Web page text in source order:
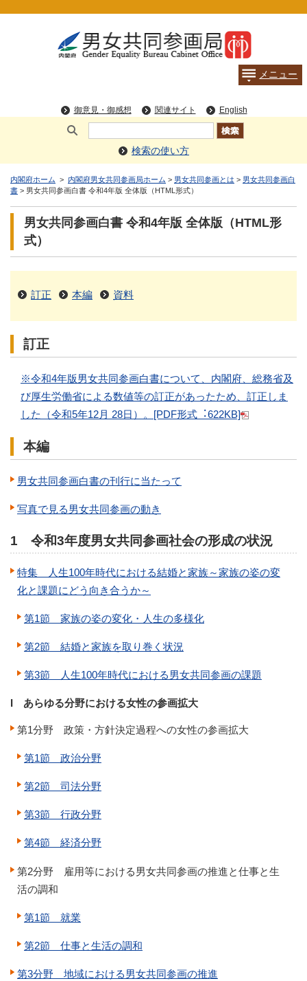
検索の使い方
内閣府ホーム > 内閣府男女共同参画局ホーム > 男女共同参画とは > 男女共同参画白
書 > 男女共同参画白書 令和4年版 全体版（HTML形式）
男女共同参画白書 令和4年版 全体版（HTML形
式）
訂正 本編 資料
訂正
※令和4年版男⼥共同参画⽩書について、内閣府、総務省及
び厚⽣労働省による数値等の訂正があったため、訂正しま
した（令和5年12⽉ 28⽇）。[PDF形式︓622KB]
本編
男女共同参画白書の刊行に当たって
写真で見る男女共同参画の動き
1 令和3年度男女共同参画社会の形成の状況
特集 人生100年時代における結婚と家族～家族の姿の変
化と課題にどう向き合うか～
第1節 家族の姿の変化・人生の多様化
第2節 結婚と家族を取り巻く状況
第3節 人生100年時代における男女共同参画の課題
I あらゆる分野における女性の参画拡大
第1分野 政策・方針決定過程への女性の参画拡大
第1節 政治分野
第2節 司法分野
第3節 行政分野
第4節 経済分野
第2分野 雇用等における男女共同参画の推進と仕事と生
活の調和
第1節 就業
第2節 仕事と生活の調和
第3分野 地域における男女共同参画の推進